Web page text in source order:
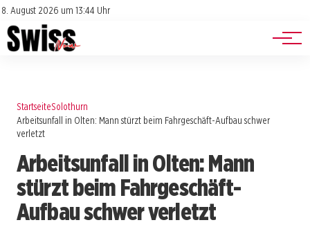
8. August 2026 um 13:44 Uhr
Impressum
Datenschutz
Jobs
Events
StartseiteSolothurn
Arbeitsunfall in Olten: Mann stürzt beim Fahrgeschäft-Aufbau schwer
verletzt
Arbeitsunfall in Olten: Mann
stürzt beim Fahrgeschäft-
Aufbau schwer verletzt